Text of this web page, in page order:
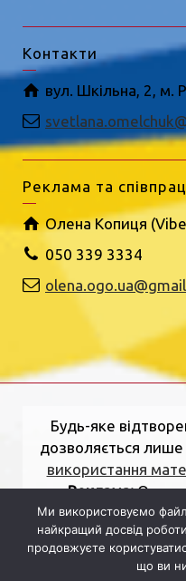
Контакти
вул. Шкільна, 2, м.
Реклама та
Олена Копиця
050 339 3334
Будь-яке
дозволяється
використання
нас.Реклама:Олена
34
редакції:вулиця
область,
Ми використовуємо
найкращий досвід
продовжуєте
що ви